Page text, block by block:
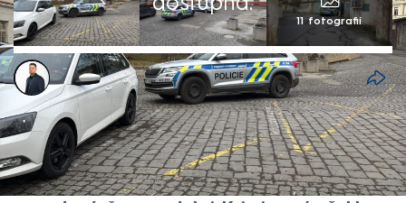
11 fotografií
Matěj Rychlý
20. led 2025, 10:31
Policisté už obvinili 39letého muže, který v
sobotu v pražské Libni brutálně napadl
svou sestru a vážně ji zranil. Matka